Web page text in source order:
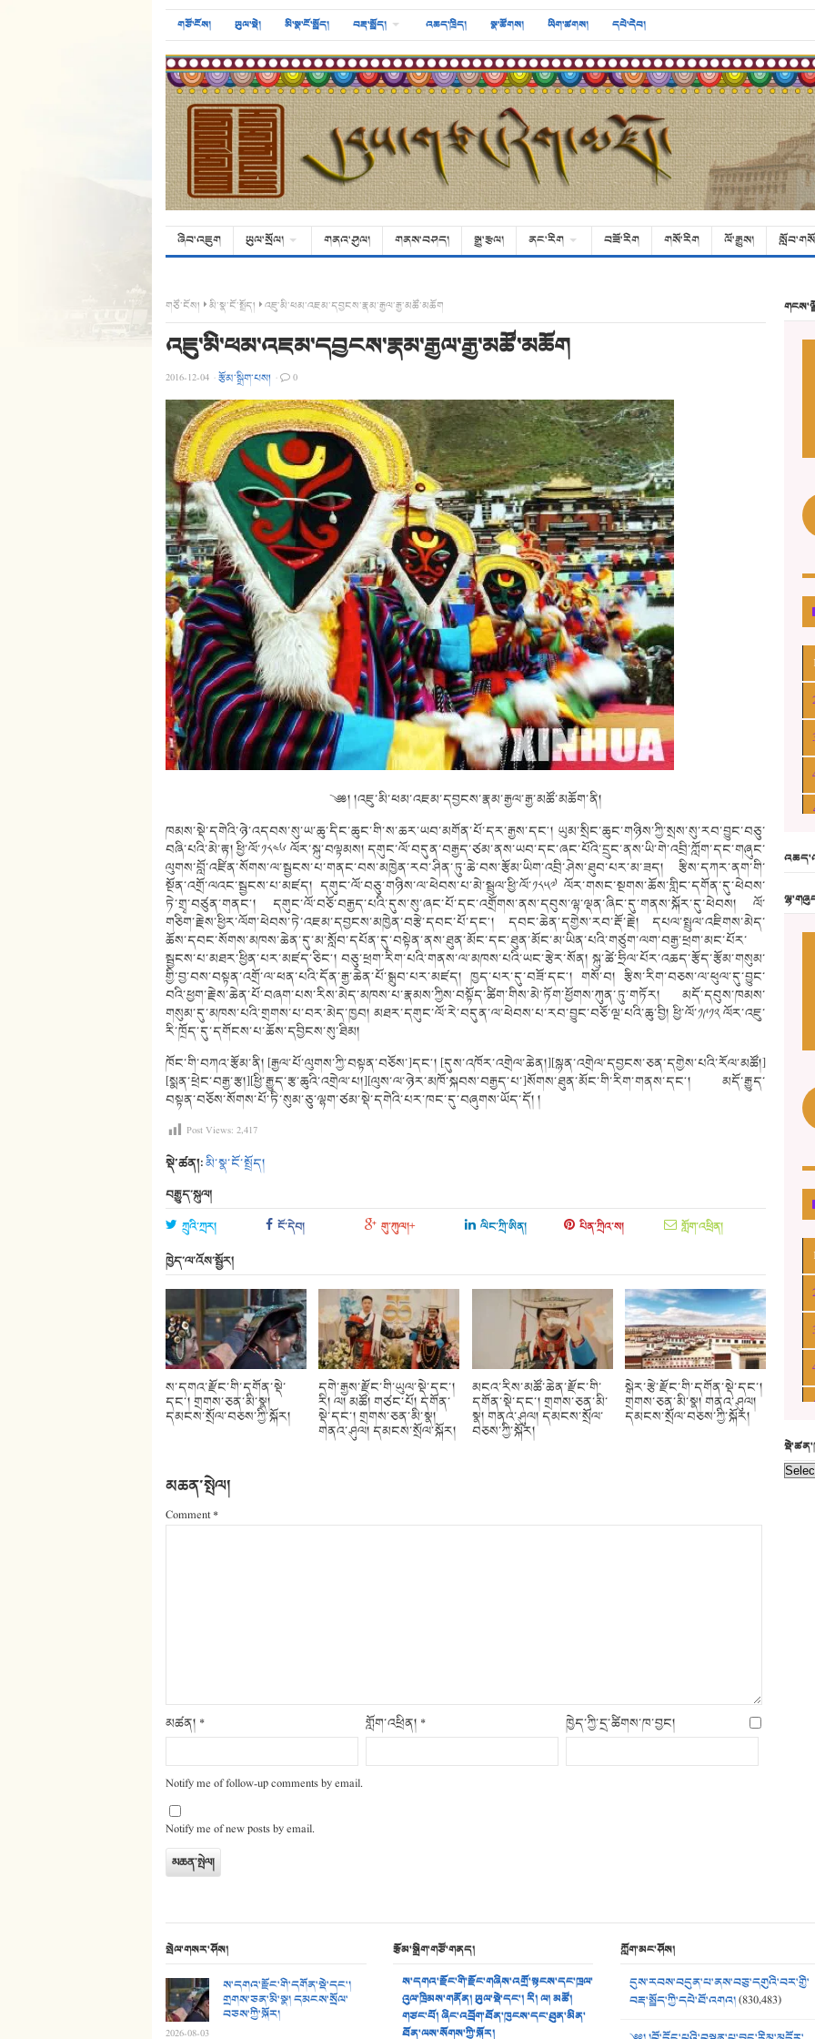
གཙོ་ངོས། ཡུལ་སྡེ། མི་སྣ་ངོ་སྤྲོད། བརྡ་སྤྲོད། འཆད་ཁྲིད། སྣ་ཚོགས། ཡིག་ཚགས། དཔེ་དེབ།
ཞིབ་འཇུག ཡུལ་སྲོལ། གནའ་ཤུལ། གནས་བཤད། སྒྱུ་རྩལ། ནང་རིག བཟོ་རིག གསོ་རིག ལོ་རྒྱུས།
གཙོ་ངོས། མི་སྣ་ངོ་སྤྲོད། འཇུ་མི་ཕམ་འཇམ་དབྱངས་རྣམ་རྒྱལ་རྒྱ་མཚོ་མཆོག
འཇུ་མི་ཕམ་འཇམ་དབྱངས་རྣམ་རྒྱལ་རྒྱ་མཚོ་མཆོག
2016-12-04 ·རྩོམ་སྒྲིག་པས། · 0
༄༅། །འཇུ་མི་ཕམ་འཇམ་དབྱངས་རྣམ་རྒྱལ་རྒྱ་མཚོ་མཆོག་ནི།
ཁམས་སྡེ་དགེའི་ཉེ་འདབས་སུ་ཡ་ཆུ་དིང་ཆུང་གི་ས་ཆར་ཡབ་མགོན་པོ་དར་རྒྱས་དང༌། ཡུམ་སྲིང་ཆུང་གཉིས་ཀྱི་སྲས་སུ་རབ་བྱུང་བཅུ་
བཞི་པའི་མེ་རྟ། ཕྱི་ལོ་༡༨༤༦ ལོར་སྐུ་བལྟམས། དགུང་ལོ་བདུན་བརྒྱད་ཙམ་ནས་ཡབ་དང་ཞང་པོའི་དྲུང་ནས་ཡི་གེ་འབྲི་ཀློག་དང་གཞུང་
ལུགས་བློ་འཛིན་སོགས་ལ་སྦྱངས་པ་གནང་བས་མཁྱེན་རབ་ཤིན་ཏུ་ཆེ་བས་རྩོམ་ཡིག་འབྲི་ཤེས་ཐུབ་པར་མ་ཟད། རྩིས་དཀར་ནག་གི་
སྔོན་འགྲོ་ལའང་སྦྱངས་པ་མཛད། དགུང་ལོ་བཅུ་གཉིས་ལ་ཕེབས་པ་མེ་སྦྲུལ་ཕྱི་ལོ་༡༨༥༧ ལོར་གསང་སྔགས་ཆོས་གླིང་དགོན་དུ་ཕེབས་
ཏེ་གྲྭ་བཙུན་གནང༌། དགུང་ལོ་བཅོ་བརྒྱད་པའི་དུས་སུ་ཞང་པོ་དང་འགྲོགས་ནས་དབུས་ལྷ་ལྡན་ཞིང་དུ་གནས་སྐོར་དུ་ཕེབས། ལོ་
གཅིག་རྗེས་ཕྱིར་ལོག་ཕེབས་ཏེ་འཇམ་དབྱངས་མཁྱེན་བརྩེ་དབང་པོ་དང༌། དབང་ཆེན་དགྱེས་རབ་རྡོ་རྗེ། དཔལ་སྤྲུལ་འཇིགས་མེད་
ཆོས་དབང་སོགས་མཁས་ཆེན་དུ་མ་སློབ་དཔོན་དུ་བསྟེན་ནས་ཐུན་མོང་དང་ཐུན་མོང་མ་ཡིན་པའི་གཙུག་ལག་བརྒྱ་ཕྲག་མང་པོར་
སྦྱངས་པ་མཐར་ཕྱིན་པར་མཛད་ཅིང༌། བཅུ་ཕྲག་རིག་པའི་གནས་ལ་མཁས་པའི་ཡང་རྩེར་སོན། སྐུ་ཚེ་ཧྲིལ་པོར་འཆད་རྩོད་རྩོམ་གསུམ་
གྱི་བྱ་བས་བསྟན་འགྲོ་ལ་ཕན་པའི་དོན་རྒྱ་ཆེན་པོ་སྒྲུབ་པར་མཛད། ཁྱད་པར་དུ་བཟོ་དང༌། གསོ་བ། རྩིས་རིག་བཅས་ལ་ཕུལ་དུ་བྱུང་
བའི་ཕྱག་རྗེས་ཆེན་པོ་བཞག་པས་རིས་མེད་མཁས་པ་རྣམས་ཀྱིས་བསྟོད་ཚིག་གིས་མེ་ཏོག་ཕྱོགས་ཀུན་ཏུ་གཏོར། མདོ་དབུས་ཁམས་
གསུམ་དུ་མཁས་པའི་གྲགས་པ་བར་མེད་ཁྱབ། མཐར་དགུང་ལོ་རེ་བདུན་ལ་ཕེབས་པ་རབ་བྱུང་བཅོ་ལྔ་པའི་ཆུ་བྱི། ཕྱི་ལོ་༡༩༡༢ ལོར་འཇུ་
རི་ཁྲོད་དུ་དགོངས་པ་ཆོས་དབྱིངས་སུ་ཐིམ།
ཁོང་གི་བཀའ་རྩོམ་ནི། [རྒྱལ་པོ་ལུགས་ཀྱི་བསྟན་བཅོས་]དང༌། [དུས་འཁོར་འགྲེལ་ཆེན།][སྙན་འགྲེལ་དབྱངས་ཅན་དགྱེས་པའི་རོལ་མཚོ།]
[སྨན་ཕྲེང་བརྒྱ་རྩ།][ཕྱི་རྒྱུད་རྩ་ཆུའི་འགྲེལ་པ།][ལུས་ལ་ཉེར་མཁོ་སྐབས་བརྒྱད་པ་]སོགས་ཐུན་མོང་གི་རིག་གནས་དང༌། མདོ་རྒྱུད་
བསྟན་བཅོས་སོགས་པོ་ཏི་སུམ་ཅུ་ལྷག་ཙམ་སྡེ་དགེའི་པར་ཁང་དུ་བཞུགས་ཡོད་དོ། །
Post Views: 2,417
སྡེ་ཚན།:མི་སྣ་ངོ་སྤྲོད།
བརྒྱུད་སྐུལ།
ཀྲུའི་ཀྲར། ངོ་དེབ། གུ་ཀུལ།+ ལིང་ཀྲི་ཨིན། པིན་ཀྲིའ་ས། གློག་འཕྲིན།
ཁྱེད་ལ་འོས་སྦྱོར།
ས་དགའ་རྫོང་གི་དགོན་སྡེ་
དང་། གྲགས་ཅན་མི་སྣ།
དམངས་སྲོལ་བཅས་ཀྱི་སྐོར།
དགེ་རྒྱས་རྫོང་གི་ཡུལ་སྡེ་དང་།
རི། ལ། མཚོ། གཙང་པོ། དགོན་
སྡེ་དང་། གྲགས་ཅན་མི་སྣ།
གནའ་ཤུལ། དམངས་སྲོལ་སྐོར།
མངའ་རིས་མཚོ་ཆེན་རྫོང་གི་
དགོན་སྡེ་དང་། གྲགས་ཅན་མི་
སྣ། གནའ་ཤུལ། དམངས་སྲོལ་
བཅས་ཀྱི་སྐོར།
སྒེར་རྩེ་རྫོང་གི་དགོན་སྡེ་དང་།
གྲགས་ཅན་མི་སྣ། གནའ་ཤུལ།
དམངས་སྲོལ་བཅས་ཀྱི་སྐོར།
མཆན་སྤེལ།
Comment*
མཚན། * གློག་འཕྲིན། * ཁྱེད་ཀྱི་དྲ་ཚིགས་ཁ་བྱང།
Notify me of follow-up comments by email.
Notify me of new posts by email.
སྤེལ་གསར་ཤོས།
ས་དགའ་རྫོང་གི་དགོན་སྡེ་དང་།
གྲགས་ཅན་མི་སྣ། དམངས་སྲོལ་
བཅས་ཀྱི་སྐོར།
2026-08-03
རྩོམ་སྒྲིག་གཙོ་གནད།
ས་དགའ་རྫོང་གི་རྫོང་གཞིས་འགྲོ་སྟངས་དང་ཁྲལ་
འུལ་ཁྲིམས་གནོན། ཡུལ་སྡེ་དང་། རི། ལ། མཚོ།
གཙང་པོ། ཞིང་འབྲོག་ཐོན་ཁུངས་དང་ཐུན་མིན་
ཐོན་ལས་སོགས་ཀྱི་སྐོར།
ཀློག་མང་ཤོས།
དུས་རབས་བདུན་པ་ནས་བཅུ་དགུའི་བར་གྱི་
བརྡ་སྤྲོད་ཀྱི་དཔེ་ཐོ་འགའ།(830,483)